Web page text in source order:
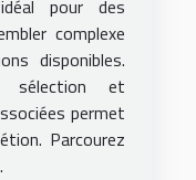
pour des
complexe
disponibles.
sélection et
permet
Parcourez